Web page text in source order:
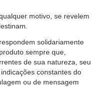
motivo, se revelem
solidariamente
sempre que,
de sua natureza, seu
constantes do
ou de mensagem